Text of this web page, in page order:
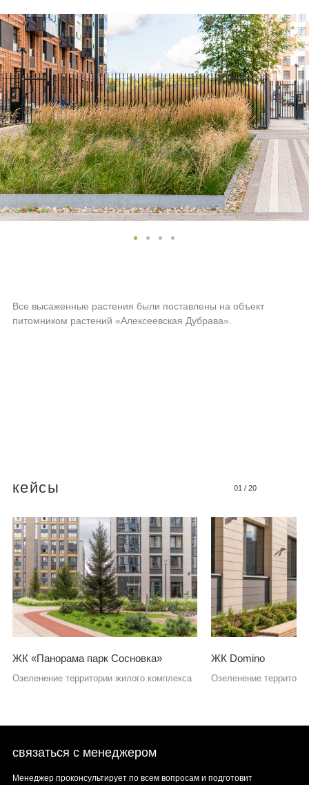
Все высаженные растения были поставлены на объект
питомником растений «Алексеевская Дубрава».
кейсы 01 / 20
ЖК «Панорама парк Сосновка»
Озеленение территории жилого комплекса
ЖК Domino
Озеленение
связаться с менеджером
Менеджер проконсультирует по всем вопросам и подготовит